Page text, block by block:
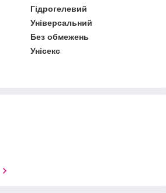
Гідрогелевий
Універсальний
Без обмежень
Унісекс